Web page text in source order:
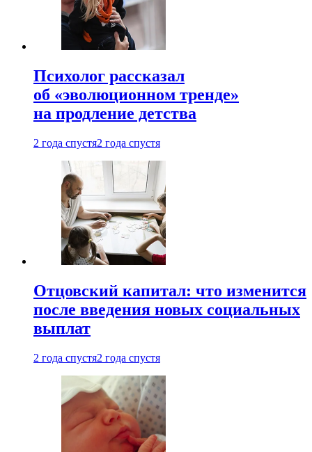
Психолог рассказал
об «эволюционном тренде»
на продление детства
2 года спустя2 года спустя
Отцовский капитал: что изменится
после введения новых социальных
выплат
2 года спустя2 года спустя